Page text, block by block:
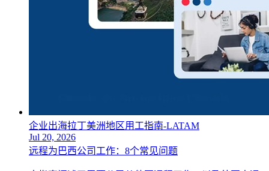
企业出海拉丁美洲地区用工指南-LATAM
Jul 20, 2026
远程为巴西公司工作：8个常见问题